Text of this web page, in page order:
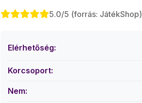
5.0/5 (forrás: JátékShop)
Elérhetőség:
Korcsoport:
Nem: